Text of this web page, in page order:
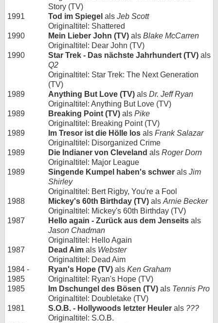
Story (TV)
1991
Tod im Spiegel als Jeb Scott
Originaltitel: Shattered
1990
Mein Lieber John (TV) als Blake McCarren
Originaltitel: Dear John (TV)
1990
Star Trek - Das nächste Jahrhundert (TV) als
Q2
Originaltitel: Star Trek: The Next Generation
(TV)
1989
Anything But Love (TV) als Dr. Jeff Ryan
Originaltitel: Anything But Love (TV)
1989
Breaking Point (TV) als Pike
Originaltitel: Breaking Point (TV)
1989
Im Tresor ist die Hölle los als Frank Salazar
Originaltitel: Disorganized Crime
1989
Die Indianer von Cleveland als Roger Dorn
Originaltitel: Major League
1989
Singende Kumpel haben's schwer als Jim
Shirley
Originaltitel: Bert Rigby, You're a Fool
1988
Mickey's 60th Birthday (TV) als Arnie Becker
Originaltitel: Mickey's 60th Birthday (TV)
1987
Hello again - Zurück aus dem Jenseits als
Jason Chadman
Originaltitel: Hello Again
1987
Dead Aim als Webster
Originaltitel: Dead Aim
1984 -
1985
Ryan's Hope (TV) als Ken Graham
Originaltitel: Ryan's Hope (TV)
1985
Im Dschungel des Bösen (TV) als Tennis Pro
Originaltitel: Doubletake (TV)
1981
S.O.B. - Hollywoods letzter Heuler als ???
Originaltitel: S.O.B.